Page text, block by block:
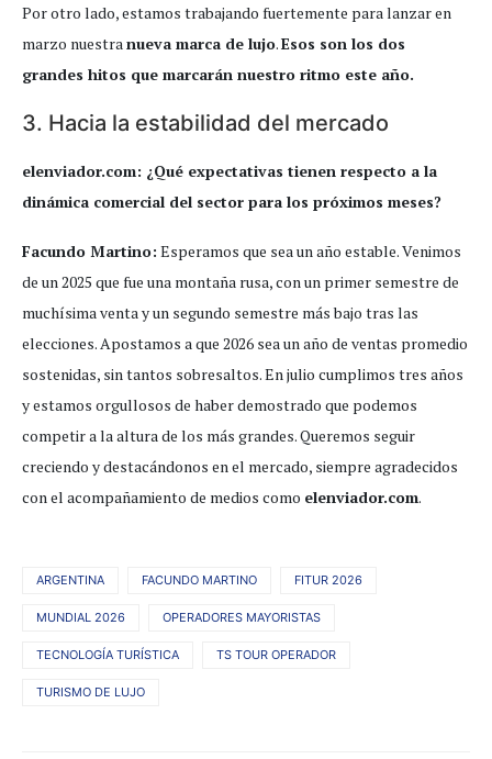
Por otro lado, estamos trabajando fuertemente para lanzar en
marzo nuestranueva marca de lujo.Esos son los dos
grandes hitos que marcarán nuestro ritmo este año.
3. Hacia la estabilidad del mercado
elenviador.com: ¿Qué expectativas tienen respecto a la
dinámica comercial del sector para los próximos meses?
Facundo Martino: Esperamos que sea un año estable. Venimos
de un 2025 que fue una montaña rusa, con un primer semestre de
muchísima venta y un segundo semestre más bajo tras las
elecciones. Apostamos a que 2026 sea un año de ventas promedio
sostenidas, sin tantos sobresaltos. En julio cumplimos tres años
y estamos orgullosos de haber demostrado que podemos
competir a la altura de los más grandes. Queremos seguir
creciendo y destacándonos en el mercado, siempre agradecidos
con el acompañamiento de medios como elenviador.com.
ARGENTINA FACUNDO MARTINO FITUR 2026
MUNDIAL 2026 OPERADORES MAYORISTAS
TECNOLOGÍA TURÍSTICA TS TOUR OPERADOR
TURISMO DE LUJO